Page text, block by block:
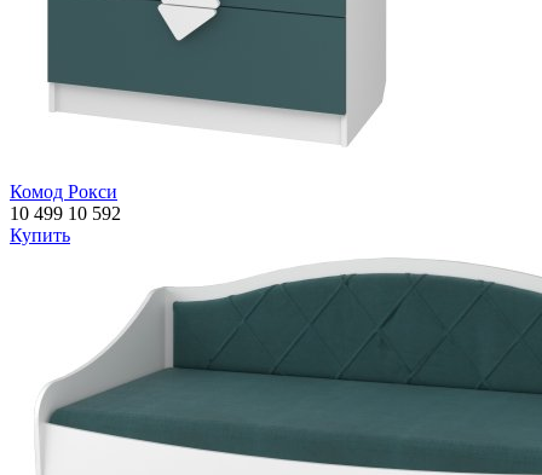
Комод Рокси
10 499 10 592
Купить